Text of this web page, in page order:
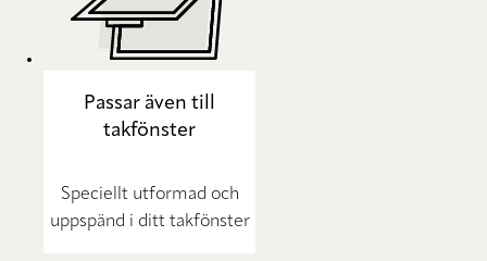
Passar även till
takfönster
Speciellt utformad och
uppspänd i ditt takfönster